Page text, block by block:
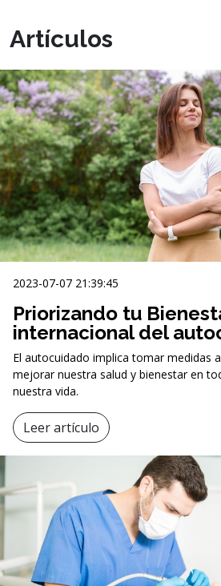
Artículos
2023-07-07 21:39:45
Priorizando tu
internacional del
El autocuidado implica tomar medidas
mejorar nuestra salud y bienestar en
nuestra vida.
Leer artículo